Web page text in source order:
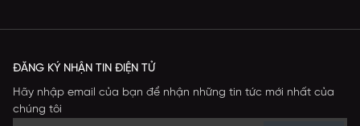
ĐĂNG KÝ NHẬN TIN ĐIỆN TỬ
Hãy nhập email của bạn để nhận những tin tức mới nhất của
chúng tôi